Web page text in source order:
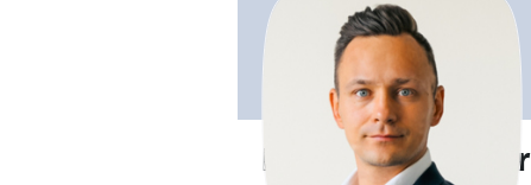
Bogdan Schreiber